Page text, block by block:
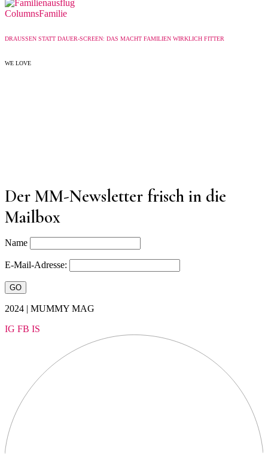
ColumnsFamilie
DRAUSSEN STATT DAUER-SCREEN: DAS MACHT FAMILIEN WIRKLICH FITTER
WE LOVE
Der MM-Newsletter frisch in die
Mailbox
Name
E-Mail-Adresse:
2024 | MUMMY MAG
IG FB IS